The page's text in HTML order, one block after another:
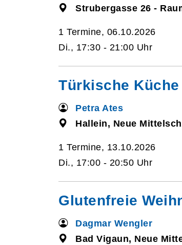
Strubergasse 26 -
1 Termine, 06.10.2026
Di., 17:30 - 21:00 Uhr
Türkische
Petra Ates
Hallein, Neue
1 Termine, 13.10.2026
Di., 17:00 - 20:50 Uhr
Glutenfreie
Dagmar Wengler
Bad Vigaun, Neue